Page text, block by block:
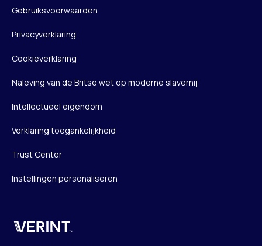
Gebruiksvoorwaarden
Privacyverklaring
Cookieverklaring
Naleving van de Britse wet op moderne slavernij
Intellectueel eigendom
Verklaring toegankelijkheid
Trust Center
Instellingen personaliseren
Verint